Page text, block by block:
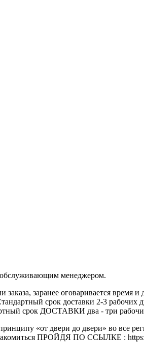
обслуживающим менеджером.
заранее оговаривается время и
срок доставки 2-3
срок ДОСТАВКИ два - три
«от двери до двери» во все
ПРОЙДЯ ПО ССЫЛКЕ :